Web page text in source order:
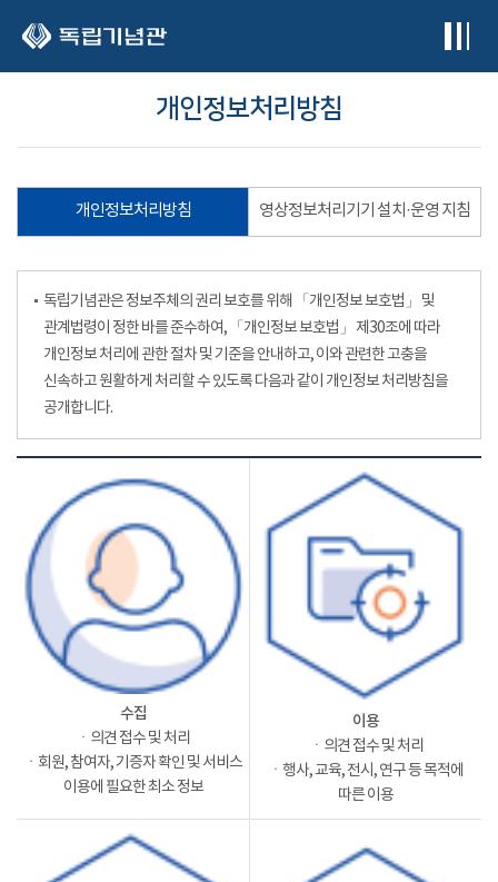
개인정보처리방침
개인정보처리방침 영상정보처리기기 설치·운영 지침
독립기념관은 정보주체의 권리 보호를 위해 「개인정보 보호법」 및
관계법령이 정한 바를 준수하여, 「개인정보 보호법」 제30조에 따라
개인정보 처리에 관한 절차 및 기준을 안내하고, 이와 관련한 고충을
신속하고 원활하게 처리할 수 있도록 다음과 같이 개인정보 처리방침을
공개합니다.
수집
ㆍ의견 접수 및 처리
ㆍ회원, 참여자, 기증자 확인 및 서비스
이용에 필요한 최소 정보
이용
ㆍ의견 접수 및 처리
ㆍ행사, 교육, 전시, 연구 등 목적에
따른 이용